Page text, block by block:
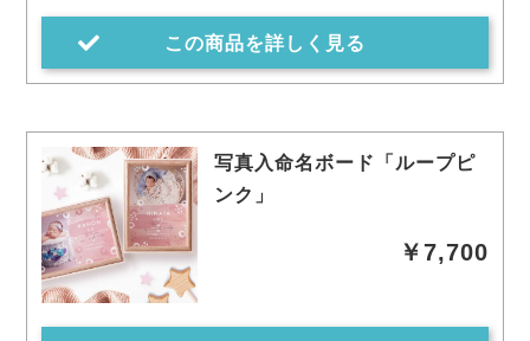
この商品を詳しく見る
写真入命名ボード「ループピ
ンク」
￥7,700